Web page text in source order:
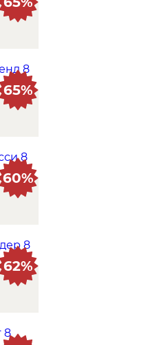
65%
60%
62%